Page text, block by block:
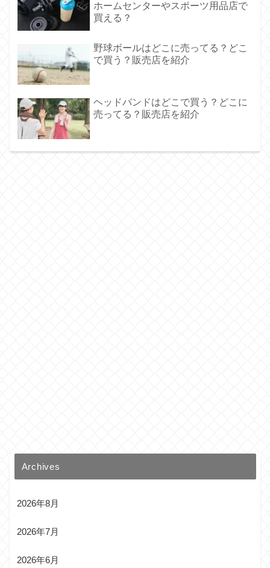
ホームセンターやスポーツ用品店で
買える？
野球ボールはどこに売ってる？どこ
で買う？販売店を紹介
ヘッドバンドはどこで買う？どこに
売ってる？販売店を紹介
Archives
2026年8月
2026年7月
2026年6月